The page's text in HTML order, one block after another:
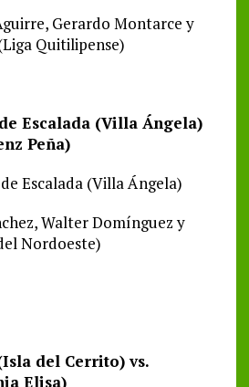
Gerardo Montarce y
Quitilipense)
Escalada (Villa Ángela)
Peña)
Escalada (Villa Ángela)
Walter Domínguez y
Nordoeste)
del Cerrito) vs.
Elisa)